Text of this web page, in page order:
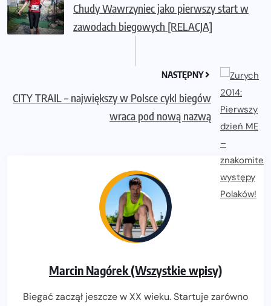
Chudy Wawrzyniec jako pierwszy start w
zawodach biegowych [RELACJA]
NASTĘPNY
CITY TRAIL – największy w Polsce cykl biegów
wraca pod nową nazwą
Marcin Nagórek (Wszystkie wpisy)
Biegać zaczął jeszcze w XX wieku. Startuje zarówno